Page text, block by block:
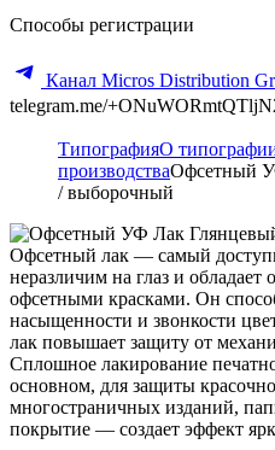
Способы регистрации
Канал Micros Distribution
telegram.me/
ТипографияО
производстваОфсетный
/ выборочный
Офсетный лак — самый
неразличим на глаз и обладает
офсетными красками. Он
насыщенности и звонкости
лак повышает защиту от
Сплошное лакирование
основном, для защиты
многостраничных изданий,
покрытие — создает эффект